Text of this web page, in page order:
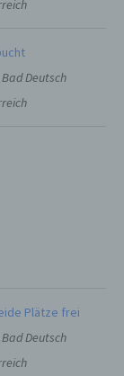
Deutsch
Plätze frei
Deutsch
im
die
der
die
die
Ziel, ihre